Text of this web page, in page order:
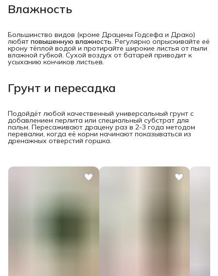
Влажность
Большинство видов (кроме Драцены Годсефа и Драко)
любят повышенную влажность. Регулярно опрыскивайте её
крону тёплой водой и протирайте широкие листья от пыли
влажной губкой. Сухой воздух от батарей приводит к
усыханию кончиков листьев.
Грунт и пересадка
Подойдёт любой качественный универсальный грунт с
добавлением перлита или специальный субстрат для
пальм. Пересаживают драцену раз в 2-3 года методом
перевалки, когда её корни начинают показываться из
дренажных отверстий горшка.